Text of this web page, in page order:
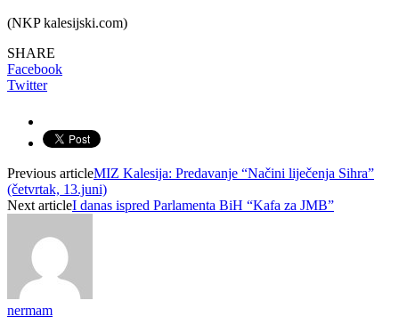
(NKP kalesijski.com)
SHARE
Facebook
Twitter
Previous articleMIZ Kalesija: Predavanje “Načini liječenja Sihra”
(četvrtak, 13.juni)
Next articleI danas ispred Parlamenta BiH “Kafa za JMB”
nermam